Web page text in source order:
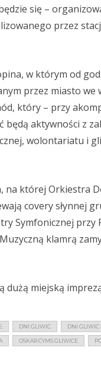
się –
przez
w którym od
przez miasto we
który – przy
będą aktywności z
wolontariatu i
na której Orkiestra
covery słynnej
Symfonicznej
klamrą
miejską
DNI GLIWIC DNI GLIWIC
OSKAR CYMS GLIWICE